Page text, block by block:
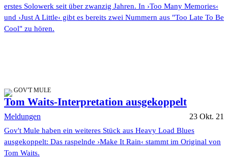
erstes Solowerk seit über zwanzig Jahren. In ›Too Many Memories‹
und ›Just A Little‹ gibt es bereits zwei Nummern aus "Too Late To Be
Cool" zu hören.
GOV'T MULE
Tom Waits-Interpretation ausgekoppelt
Meldungen 23 Okt. 21
Gov't Mule haben ein weiteres Stück aus Heavy Load Blues
ausgekoppelt: Das raspelnde ›Make It Rain‹ stammt im Original von
Tom Waits.